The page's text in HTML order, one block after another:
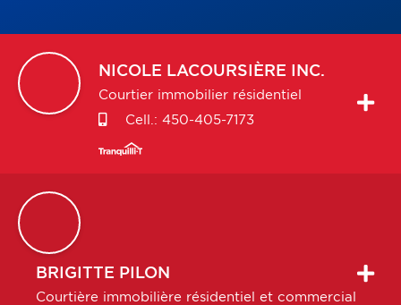
NICOLE LACOURSIÈRE INC.
Courtier immobilier résidentiel
Cell.: 450-405-7173
BRIGITTE PILON
Courtière immobilière résidentiel et commercial